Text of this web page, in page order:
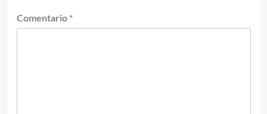
Comentario *